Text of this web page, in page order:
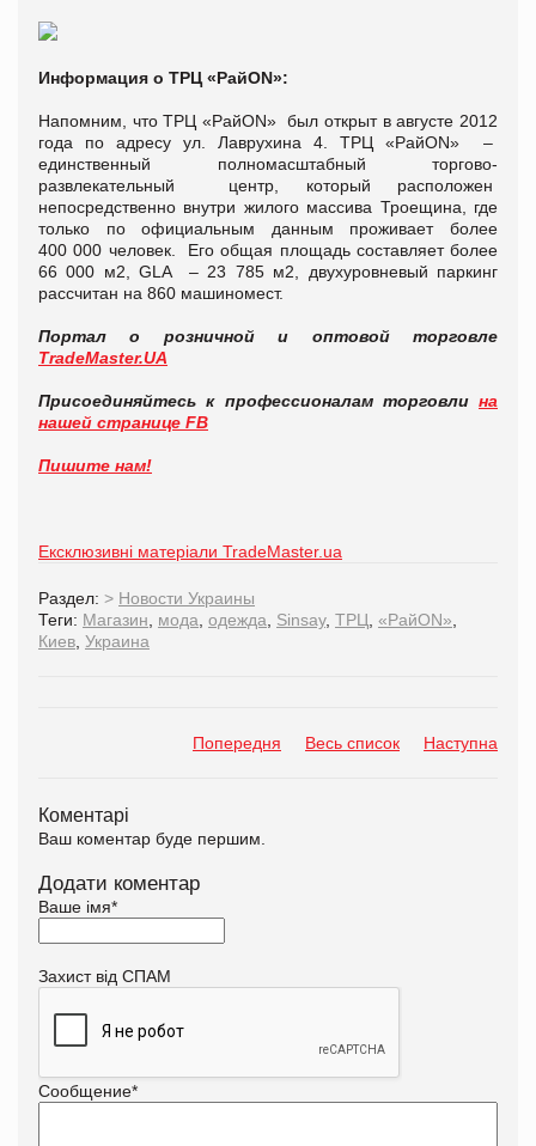
Информация о ТРЦ «РайON»:
Напомним, что ТРЦ «РайON» был открыт в августе 2012
года по адресу ул. Лаврухина 4. ТРЦ «РайON» –
единственный полномасштабный торгово-
развлекательный центр, который расположен
непосредственно внутри жилого массива Троещина, где
только по официальным данным проживает более
400 000 человек. Его общая площадь составляет более
66 000 м2, GLA – 23 785 м2, двухуровневый паркинг
рассчитан на 860 машиномест.
Портал о розничной и оптовой торговле
TradeMaster.UA
Присоединяйтесь к профессионалам торговли на
нашей странице FB
Пишите нам!
Ексклюзивні матеріали TradeMaster.ua
Раздел: > Новости Украины
Теги: Магазин мода одежда Sinsay, ТРЦ «РайON»
Киев Украина
Попередня Весь список Наступна
Коментарі
Ваш коментар буде першим.
Додати коментар
Ваше імя*
Захист від СПАМ
Сообщение*